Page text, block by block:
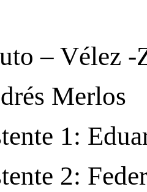
– Vélez -
Merlos
1:
2: